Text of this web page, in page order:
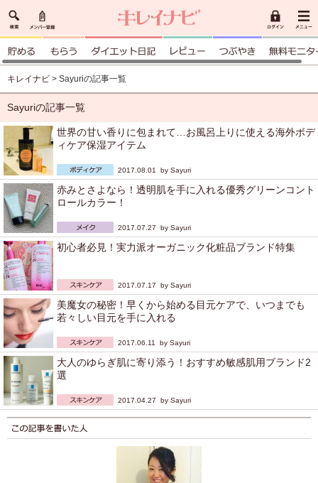
キレイナビ > Sayuriの記事一覧
Sayuriの記事一覧
世界の甘い香りに包まれて…お風呂上りに使える海外ボデ
ィケア保湿アイテム
2017.08.01 by Sayuri
赤みとさよなら！透明肌を手に入れる優秀グリーンコント
ロールカラー！
2017.07.27 by Sayuri
初心者必見！実力派オーガニック化粧品ブランド特集
2017.07.17 by Sayuri
美魔女の秘密！早くから始める目元ケアで、いつまでも
若々しい目元を手に入れる
2017.06.11 by Sayuri
大人のゆらぎ肌に寄り添う！おすすめ敏感肌用ブランド2
選
2017.04.27 by Sayuri